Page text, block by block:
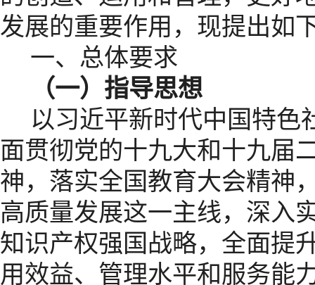
发展的重要作用，现提出如
一、总体要求
（一）指导思想
以习近平新时代中国特色
面贯彻党的十九大和十九届
神，落实全国教育大会精神
高质量发展这一主线，深入
知识产权强国战略，全面提
用效益、管理水平和服务能